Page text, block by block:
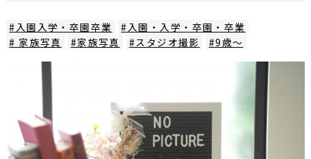
#入園入学・卒園卒業
#入園・入学・卒園・卒業
# 家族写真
#家族写真 #スタジオ撮影 #9歳～